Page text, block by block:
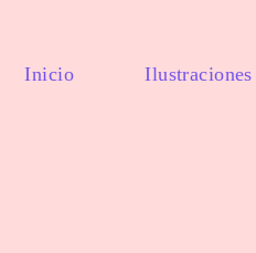
Inicio Ilustraciones